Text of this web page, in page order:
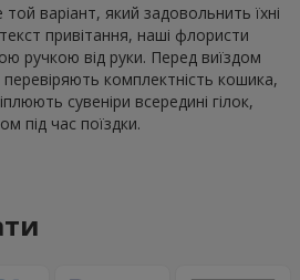
варіант, який задовольнить їхні
привітання, наші флористи
ручкою від руки. Перед виїздом
комплектність кошика,
сувеніри всередині гілок,
під час поїздки.